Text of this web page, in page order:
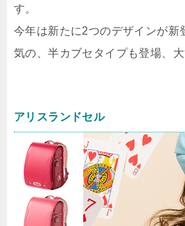
す。
今年は新たに2つのデザインが
気の、半カブセタイプも登場、大
アリスランドセル